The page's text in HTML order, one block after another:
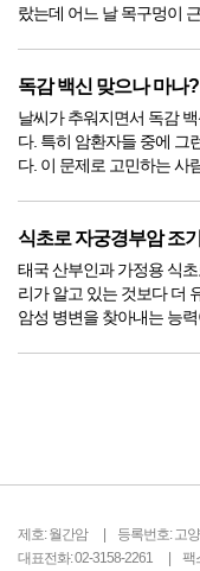
랐는데 어느 날 목구멍이
적인 인...
독감 백신 맞으나 마나?
날씨가 추워지면서 독감
다. 특히 암환자들 중에 그
다. 이 문제로 고민하는 사
얻었다...
식초로 자궁경부암 조
태국 산부인과 가정용 식
리가 알고 있는 것보다 더
암성 병변을 찾아내는 능
제호: 월간암 등록번호: 고
대표전화: 02-3158-2261
팩